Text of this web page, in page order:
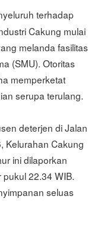
terhadap
Cakung mulai
melanda fasilitas
(SMU). Otoritas
memperketat
serupa terulang.
deterjen di Jalan
Kelurahan Cakung
ini dilaporkan
22.34 WIB.
seluas